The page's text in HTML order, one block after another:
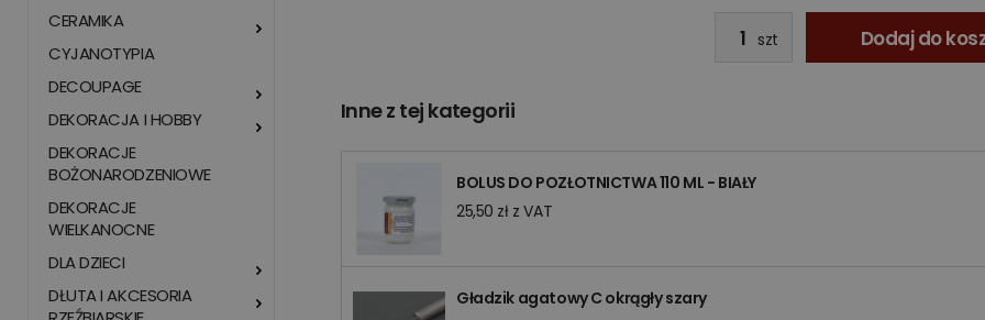
CERAMIKA
CYJANOTYPIA
DECOUPAGE
DEKORACJA I HOBBY
DEKORACJE
BOŻONARODZENIOWE
DEKORACJE
WIELKANOCNE
DLA DZIECI
DŁUTA I AKCESORIA
szt Dodaj do
Inne z tej kategorii
BOLUS DO POZŁOTNICTWA 110 ML - BIAŁY
25,50 zł z VAT
Gładzik agatowy C okrągły szary